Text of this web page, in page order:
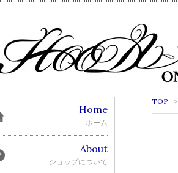
TOP >
Home
ホーム
About
ショップについて